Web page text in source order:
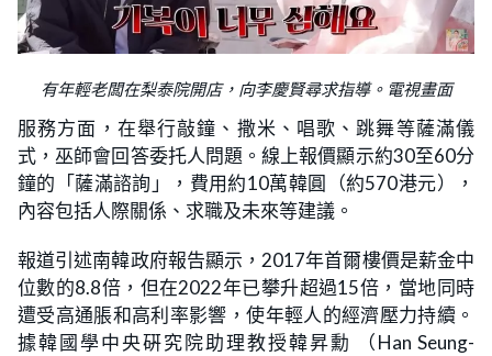
有年輕老闆在梨泰院開店，向李慶賢尋求指導。電視畫面
服務方面，在舉行敲鐘、撒米、唱歌、跳舞等薩滿儀
式，巫師會回答委托人問題。線上報價顯示約30至60分
鐘的「薩滿諮詢」，費用約10萬韓圓（約570港元），
內容包括人際關係、求職及未來等建議。
報道引述南韓政府報告顯示，2017年首爾樓價是薪金中
位數的8.8倍，但在2022年已攀升超過15倍，當地同時
遭受高通脹和高利率影響，使年輕人的經濟壓力持續。
據韓國學中央硏究院助理教授韓昇勳 （Han Seung-